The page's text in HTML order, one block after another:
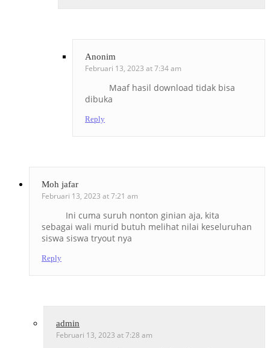
Anonim
Februari 13, 2023 at 7:34 am
Maaf hasil download tidak bisa
dibuka
Reply
Moh jafar
Februari 13, 2023 at 7:21 am
Ini cuma suruh nonton ginian aja, kita
sebagai wali murid butuh melihat nilai keseluruhan
siswa siswa tryout nya
Reply
admin
Februari 13, 2023 at 7:28 am